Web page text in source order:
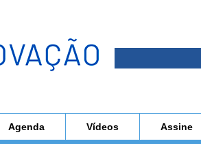
Agenda Vídeos Assine